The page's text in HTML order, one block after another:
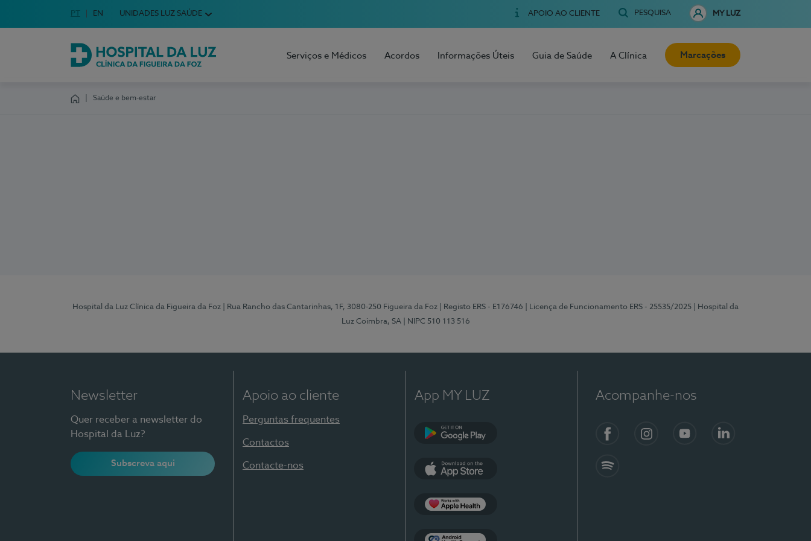
Escolha o seu idioma
Idioma em Português
PT English Language
EN UNIDADES LUZ SAÚDE APOIO AO CLIENTE PESQUISA MY LUZ
Hospital da Luz Clínica da Figueira da Foz
Serviços e Médicos Acordos Informações Úteis Guia de Saúde A Clínica Marcações
Saúde e bem-estar
Hospital da Luz Clínica da Figueira da Foz | Rua Rancho das Cantarinhas, 1F, 3080-250 Figueira da Foz | Registo ERS - E176746 | Licença de Funcionamento ERS - 25535/2025
| Hospital da
Luz Coimbra, SA
| NIPC 510 113 516
Newsletter
Quer receber a newsletter do
Hospital da Luz?
Subscreva aqui
Apoio ao cliente
Perguntas frequentes
Contactos
Contacte-nos
App MY LUZ Acompanhe-nos